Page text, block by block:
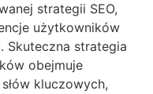
strategii SEO,
użytkowników
Skuteczna strategia
obejmuje
kluczowych,